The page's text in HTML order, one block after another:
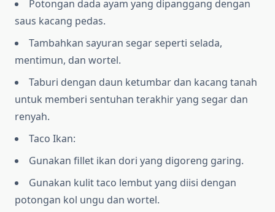
Potongan dada ayam yang dipanggang dengan
saus kacang pedas.
Tambahkan sayuran segar seperti selada,
mentimun, dan wortel.
Taburi dengan daun ketumbar dan kacang tanah
untuk memberi sentuhan terakhir yang segar dan
renyah.
Taco Ikan:
Gunakan fillet ikan dori yang digoreng garing.
Gunakan kulit taco lembut yang diisi dengan
potongan kol ungu dan wortel.